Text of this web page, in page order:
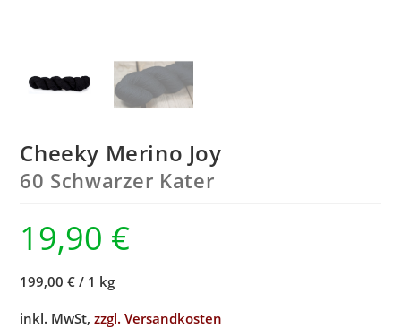
Cheeky Merino Joy
60 Schwarzer Kater
19,90 €
199,00 € / 1 kg
inkl. MwSt,zzgl. Versandkosten